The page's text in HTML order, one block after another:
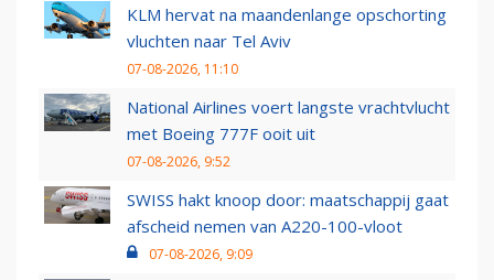
KLM hervat na maandenlange opschorting
vluchten naar Tel Aviv
07-08-2026, 11:10
National Airlines voert langste vrachtvlucht
met Boeing 777F ooit uit
07-08-2026, 9:52
SWISS hakt knoop door: maatschappij gaat
afscheid nemen van A220-100-vloot
07-08-2026, 9:09